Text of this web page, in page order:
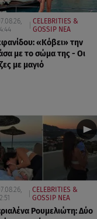
CELEBRITIES &
GOSSIP ΝΕΑ
«Κόβει» την
με το σώμα της - Οι
με μαγιό
CELEBRITIES &
GOSSIP ΝΕΑ
Ρουμελιώτη: Δύο